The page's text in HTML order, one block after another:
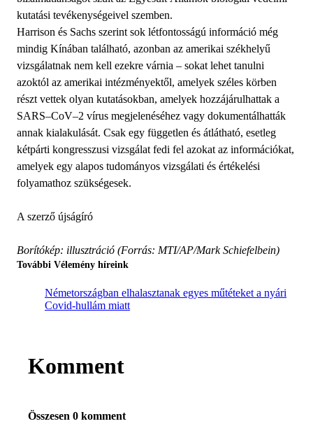
kutatási tevékenységeivel szemben.
Harrison és Sachs szerint sok létfontosságú információ még
mindig Kínában található, azonban az amerikai székhelyű
vizsgálatnak nem kell ezekre várnia – sokat lehet tanulni
azoktól az amerikai intézményektől, amelyek széles körben
részt vettek olyan kutatásokban, amelyek hozzájárulhattak a
SARS–CoV–2 vírus megjelenéséhez vagy dokumentálhatták
annak kialakulását. Csak egy független és átlátható, esetleg
kétpárti kongresszusi vizsgálat fedi fel azokat az információkat,
amelyek egy alapos tudományos vizsgálati és értékelési
folyamathoz szükségesek.
A szerző újságíró
Borítókép: illusztráció (Forrás: MTI/AP/Mark Schiefelbein)
További Vélemény híreink
Németországban elhalasztanak egyes műtéteket a nyári
Covid-hullám miatt
Komment
Összesen 0 komment